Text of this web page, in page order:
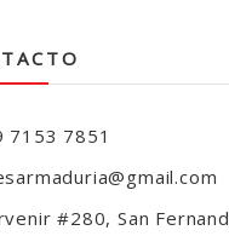
7153 7851
#280, San